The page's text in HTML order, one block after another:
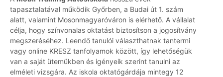
tapasztalatával működik Győrben, a Budai út 1. szám
alatt, valamint Mosonmagyaróváron is elérhető. A vállalat
célja, hogy színvonalas oktatást biztosítson a jogosítvány
megszeréséhez. Leendő tanulói választhatnak tantermi
vagy online KRESZ tanfolyamok között, így lehetőségük
van a saját ütemükben és igényeik szerint tanulni az
elméleti vizsgára. Az iskola oktatógárdája mintegy 12